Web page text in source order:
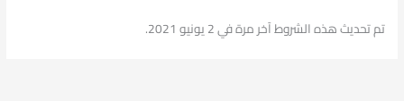
تم تحديث هذه الشروط آخر مرة في 2 يونيو 2021.